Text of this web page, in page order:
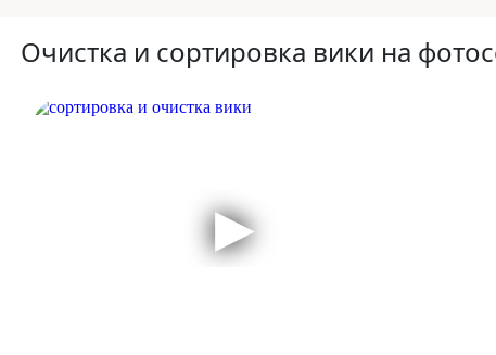
Очистка и сортировка вики на